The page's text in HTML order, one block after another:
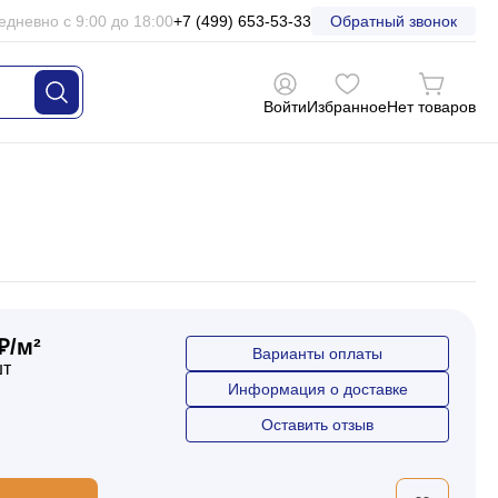
с 9:00 до 18:00+7 (499) 653-53-33 Обратный звонок
ВойтиИзбранноеНет товаров
м²
Варианты оплаты
Информация о доставке
Оставить отзыв